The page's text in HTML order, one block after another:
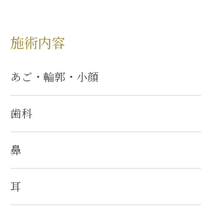
施術内容
あご・輪郭・小顔
歯科
鼻
耳